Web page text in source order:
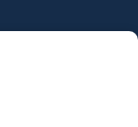
إلى
المحتوى